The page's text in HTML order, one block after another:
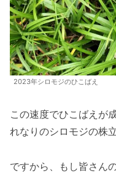
2023年シロモジのひこばえ
この速度でひこばえが
れなりのシロモジの株
ですから、もし皆さん